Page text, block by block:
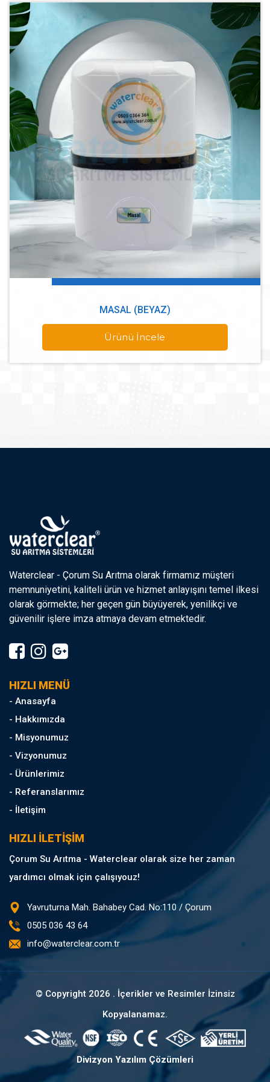
MASAL (BEYAZ)
Ürünü İncele
Waterclear - Çorum Su Arıtma olarak firmamız müşteri
memnuniyetini, kaliteli ürün ve hizmet anlayışını temel ilkesi
olarak görmekte; her geçen gün büyüyerek, yenilikçi ve
güvenilir işlere imza atmaya devam etmektedir.
HIZLI MENÜ
- Anasayfa
- Hakkımızda
- Misyonumuz
- Vizyonumuz
- Ürünlerimiz
- Referanslarımız
- İletişim
HIZLI İLETİŞİM
Çorum Su Arıtma - Waterclear olarak size her zaman
yardımcı olmak için çalışıyouz!
Yavruturna Mah. Bahabey Cad. No:110 / Çorum
0505 036 43 64
info@waterclear.com.tr
© Copyright 2026 . İçerikler ve Resimler İzinsiz
Kopyalanamaz.
Divizyon Yazılım Çözümleri